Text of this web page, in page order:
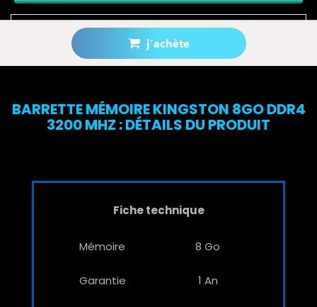
j'achète
Prévenez-moi lorsque le produit est disponible
BARRETTE MÉMOIRE KINGSTON 8GO DDR4
3200 MHZ : DÉTAILS DU PRODUIT
Fiche technique
Mémoire 8 Go
Garantie 1 An